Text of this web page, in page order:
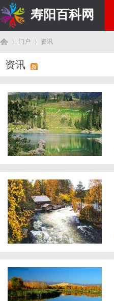
寿阳百科网
门户 资讯
资讯